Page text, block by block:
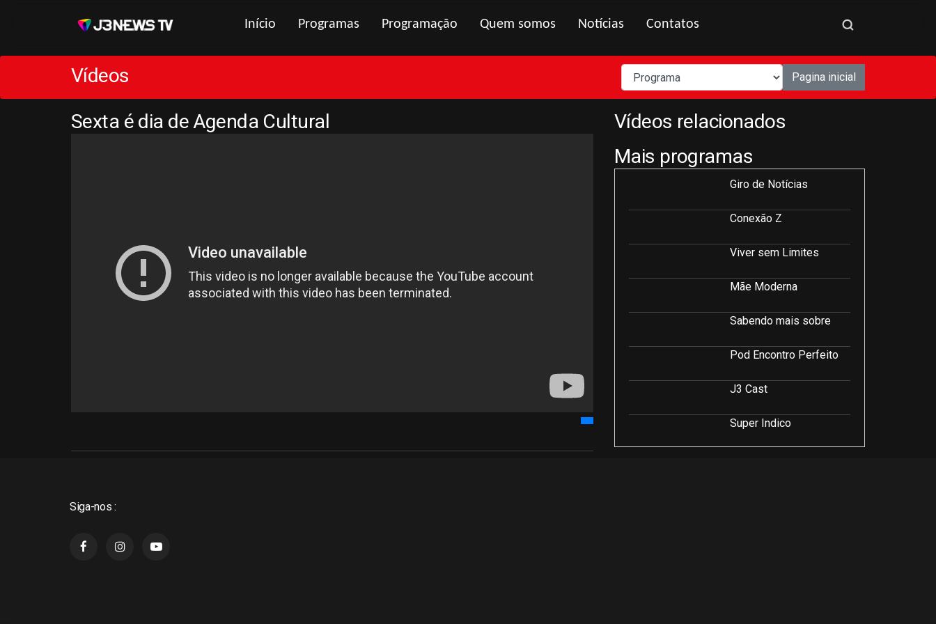
Início Programas Programação Quem somos Notícias Contatos
Vídeos Pagina inicial
Sexta é dia de Agenda Cultural
Vídeos relacionados
Mais programas
Giro de Notícias
Conexão Z
Viver sem Limites
Mãe Moderna
Sabendo mais sobre
Pod Encontro Perfeito
J3 Cast
Super Indico
Siga-nos :